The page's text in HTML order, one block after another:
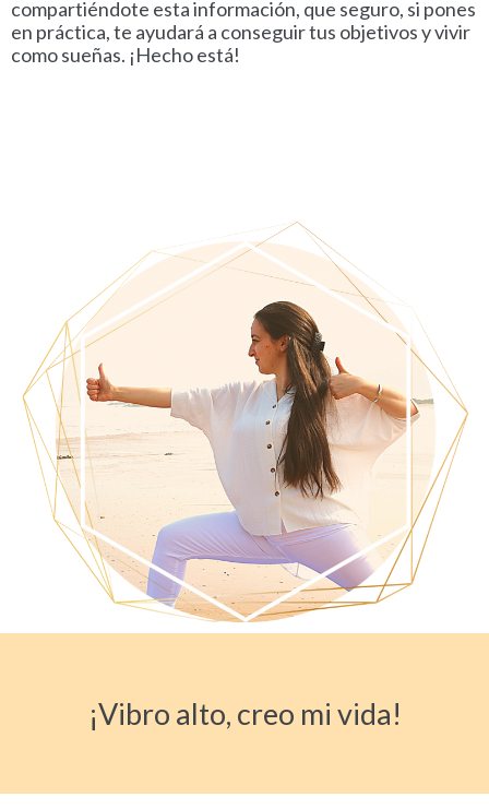
compartiéndote esta información, que seguro, si pones
en práctica, te ayudará a conseguir tus objetivos y vivir
como sueñas. ¡Hecho está!
¡Vibro alto, creo mi vida!